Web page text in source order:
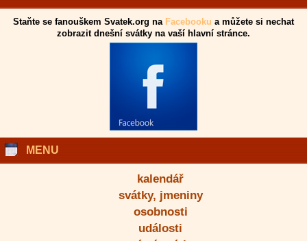
Staňte se fanouškem Svatek.org na Facebooku a můžete si nechat
zobrazit dnešní svátky na vaší hlavní stránce.
MENU
kalendář
svátky, jmeniny
osobnosti
události